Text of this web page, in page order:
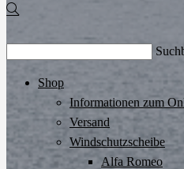
websiteShop
Informationen zum
Versand
Windschutzscheibe
Alfa Romeo